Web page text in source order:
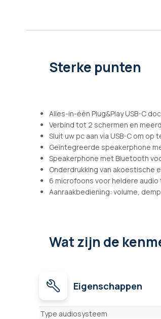
Sterke punten
Alles-in-één Plug&Play USB-C
Verbind tot 2 schermen en
Sluit uw pc aan via USB-C om op
Geïntegreerde speakerphone
Speakerphone met Bluetooth
Onderdrukking van akoestische
6 microfoons voor heldere
Aanraakbediening: volume,
Wat zijn de
Eigenschappen
Eigenschappen
Type audiosysteem